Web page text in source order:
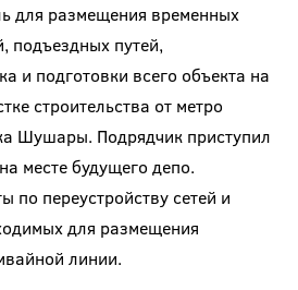
для размещения временных
подъездных путей,
и подготовки всего объекта на
строительства от метро
Шушары. Подрядчик приступил
месте будущего депо.
по переустройству сетей и
для размещения
линии.